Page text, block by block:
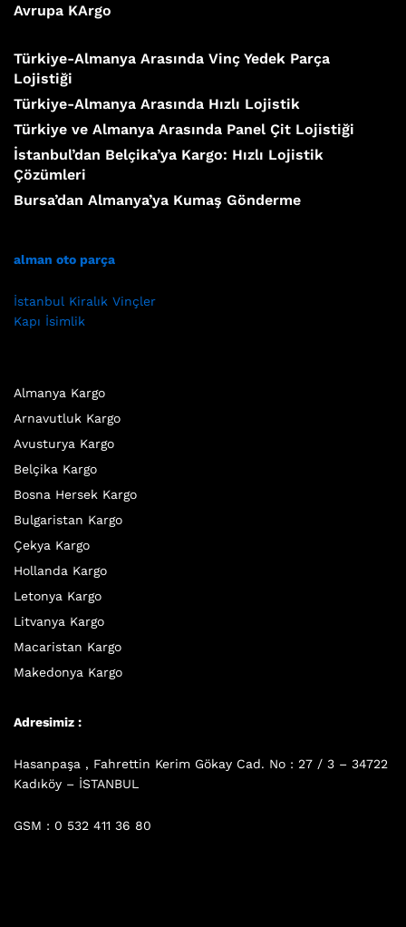
Avrupa KArgo
Türkiye-Almanya Arasında Vinç Yedek Parça
Lojistiği
Türkiye-Almanya Arasında Hızlı Lojistik
Türkiye ve Almanya Arasında Panel Çit Lojistiği
İstanbul’dan Belçika’ya Kargo: Hızlı Lojistik
Çözümleri
Bursa’dan Almanya’ya Kumaş Gönderme
alman oto parça
İstanbul Kiralık Vinçler
Kapı İsimlik
Almanya Kargo
Arnavutluk Kargo
Avusturya Kargo
Belçika Kargo
Bosna Hersek Kargo
Bulgaristan Kargo
Çekya Kargo
Hollanda Kargo
Letonya Kargo
Litvanya Kargo
Macaristan Kargo
Makedonya Kargo
Adresimiz :
Hasanpaşa , Fahrettin Kerim Gökay Cad. No : 27 / 3 – 34722
Kadıköy – İSTANBUL
GSM : 0 532 411 36 80